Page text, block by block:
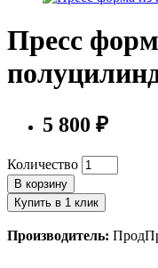
Пресс
5 800 ₽
Количество
В корзину
Купить в 1 клик
Производитель: